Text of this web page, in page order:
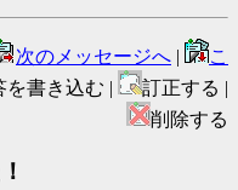
次のメッセージへ |
こ
を書き込む |
訂正する |
削除する